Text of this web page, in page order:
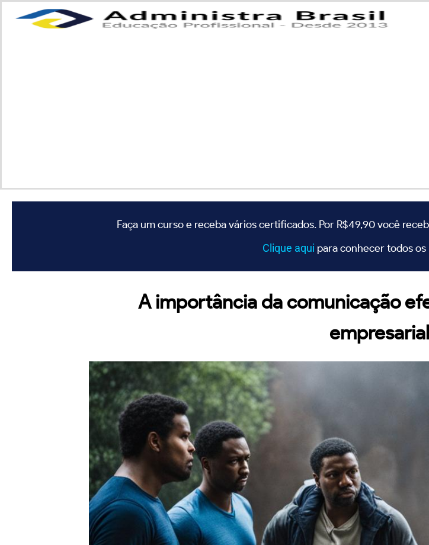
Faça um curso e receba vários certificados. Por R$49,90 você
Clique aqui para conhecer todos os
A importância da comunicação
empresarial